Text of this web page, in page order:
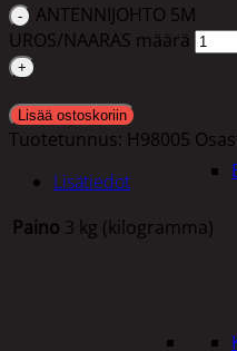
ANTENNIJOHTO 5M
UROS/NAARAS määrä
Lisää ostoskoriin
Tuotetunnus: H98005
Lisätiedot
Paino 3 kg (kilogramma)